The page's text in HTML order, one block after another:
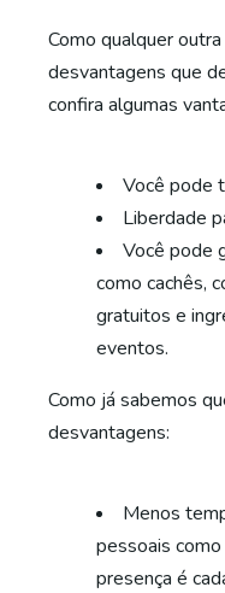
Como qualquer
desvantagens que
confira algumas
Você pode
Liberdade
Você pode
como cachês,
gratuitos e
eventos.
Como já sabemos
desvantagens:
Menos
pessoais
presença é